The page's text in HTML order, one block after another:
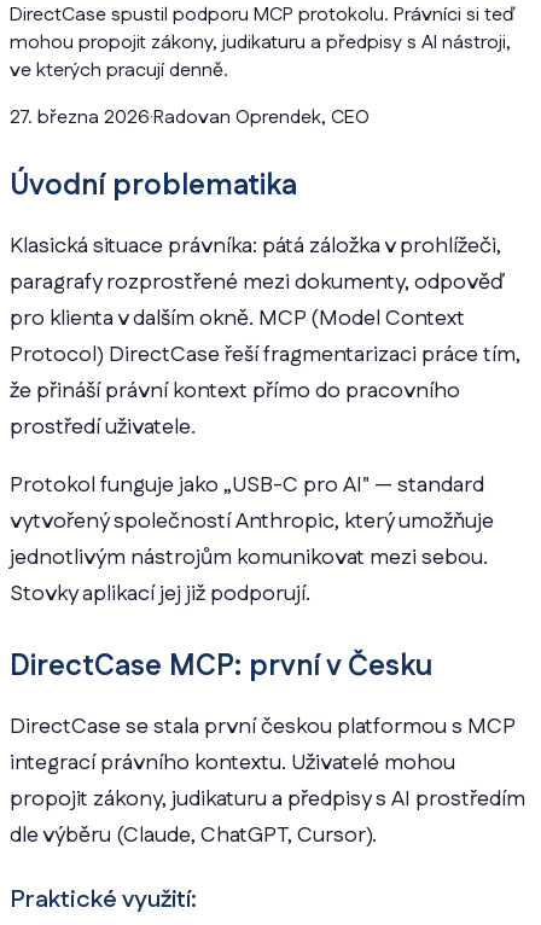
DirectCase spustil podporu MCP protokolu. Právníci si teď
mohou propojit zákony, judikaturu a předpisy s AI nástroji,
ve kterých pracují denně.
27. března 2026·Radovan Oprendek, CEO
Úvodní problematika
Klasická situace právníka: pátá záložka v prohlížeči,
paragrafy rozprostřené mezi dokumenty, odpověď
pro klienta v dalším okně. MCP (Model Context
Protocol) DirectCase řeší fragmentarizaci práce tím,
že přináší právní kontext přímo do pracovního
prostředí uživatele.
Protokol funguje jako „USB-C pro AI" — standard
vytvořený společností Anthropic, který umožňuje
jednotlivým nástrojům komunikovat mezi sebou.
Stovky aplikací jej již podporují.
DirectCase MCP: první v Česku
DirectCase se stala první českou platformou s MCP
integrací právního kontextu. Uživatelé mohou
propojit zákony, judikaturu a předpisy s AI prostředím
dle výběru (Claude, ChatGPT, Cursor).
Praktické využití: